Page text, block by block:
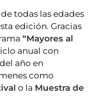
todas las edades
edición. Gracias
“Mayores al
anual con
año en
como
o la Muestra de